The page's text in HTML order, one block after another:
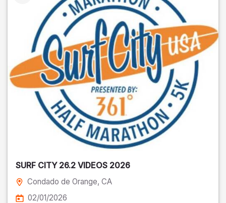
SURF CITY 26.2 VIDEOS 2026
Condado de Orange, CA
02/01/2026